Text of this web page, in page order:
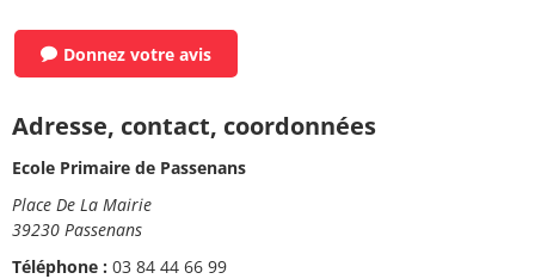
Donnez votre avis
Adresse, contact, coordonnées
Ecole Primaire de Passenans
Place De La Mairie
39230 Passenans
Téléphone : 03 84 44 66 99